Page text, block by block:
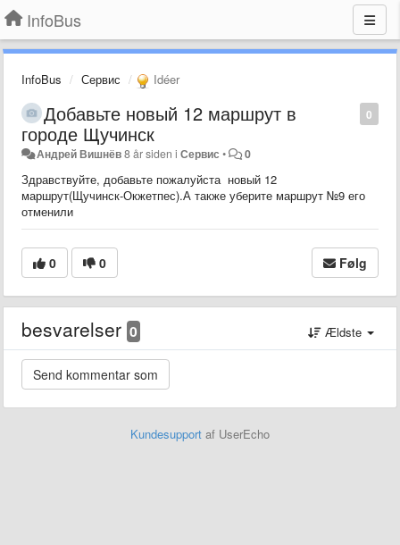
InfoBus
InfoBus Сервис Idéer
0
Добавьте новый 12 маршрут в
городе Щучинск
Андрей Вишнёв8 år siden iСервис • 0
Здравствуйте, добавьте пожалуйста новый 12
маршрут(Щучинск-Окжетпес).А также уберите маршрут №9 его
отменили
0 0 Følg
besvarelser 0 Ældste
Kundesupport af UserEcho